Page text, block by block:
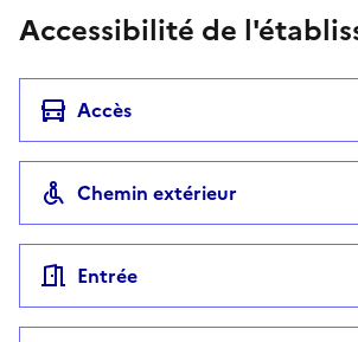
Accessibilité de
Accès
Chemin extérieur
Entrée